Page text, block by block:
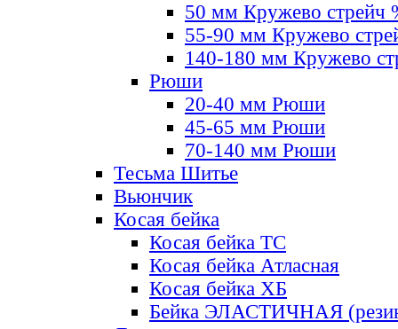
50 мм Кружево стрейч
55-90 мм Кружево
140-180 мм Кружево
Рюши
20-40 мм Рюши
45-65 мм Рюши
70-140 мм Рюши
Тесьма Шитье
Вьюнчик
Косая бейка
Косая бейка ТС
Косая бейка Атласная
Косая бейка ХБ
Бейка ЭЛАСТИЧНАЯ